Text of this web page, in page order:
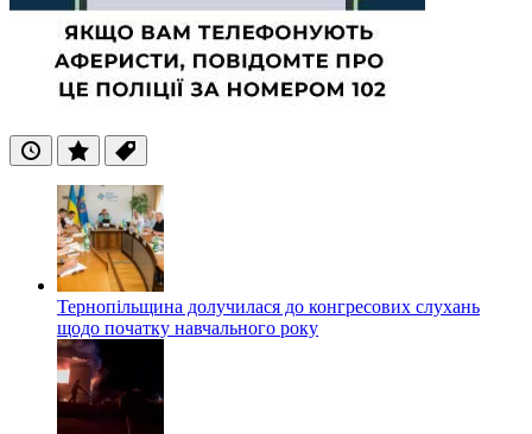
ОстанніПопулярні
Теги
Тернопільщина долучилася до конгресових слухань
щодо початку навчального року